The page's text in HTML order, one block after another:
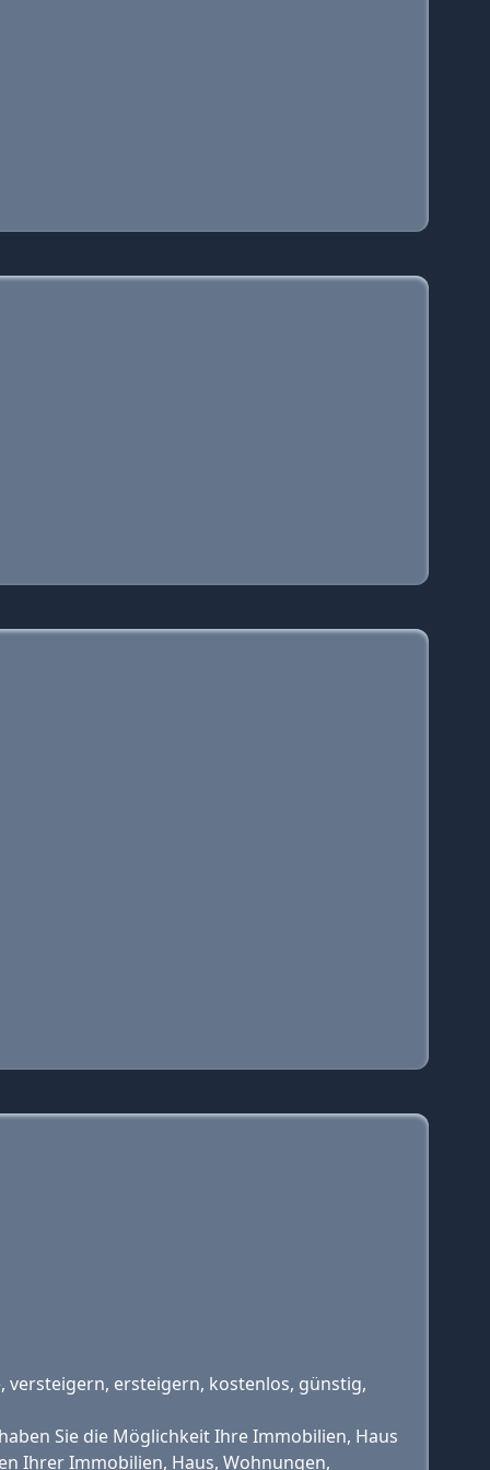
ersteigern, kostenlos, günstig,
Sie die Möglichkeit Ihre Immobilien, Haus
Ihrer Immobilien, Haus, Wohnungen,